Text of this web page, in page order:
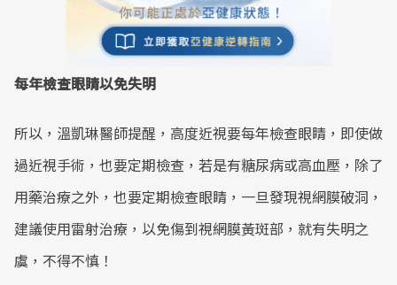
每年檢查眼睛以免失明
所以，溫凱琳醫師提醒，高度近視要每年檢查眼睛，即使做
過近視手術，也要定期檢查，若是有糖尿病或高血壓，除了
用藥治療之外，也要定期檢查眼睛，一旦發現視網膜破洞，
建議使用雷射治療，以免傷到視網膜黃斑部，就有失明之
虞，不得不慎！